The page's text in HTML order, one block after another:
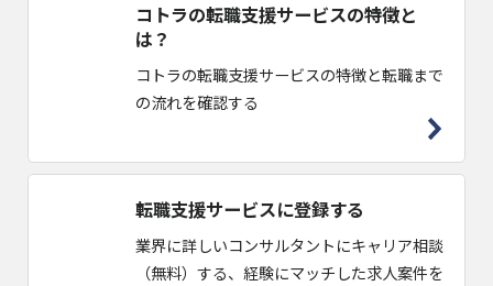
コトラの転職支援サービスの特徴と
は？
コトラの転職支援サービスの特徴と転職まで
の流れを確認する
転職支援サービスに登録する
業界に詳しいコンサルタントにキャリア相談
（無料）する、経験にマッチした求人案件を